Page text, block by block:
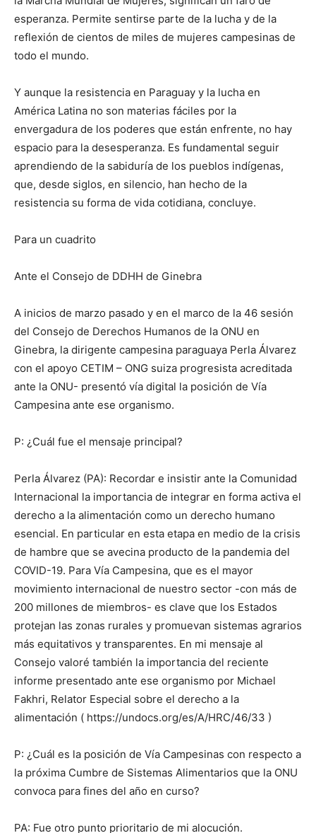
esperanza. Permite sentirse parte de la lucha y de la
reflexión de cientos de miles de mujeres campesinas de
todo el mundo.
Y aunque la resistencia en Paraguay y la lucha en
América Latina no son materias fáciles por la
envergadura de los poderes que están enfrente, no hay
espacio para la desesperanza. Es fundamental seguir
aprendiendo de la sabiduría de los pueblos indígenas,
que, desde siglos, en silencio, han hecho de la
resistencia su forma de vida cotidiana, concluye.
Para un cuadrito
Ante el Consejo de DDHH de Ginebra
A inicios de marzo pasado y en el marco de la 46 sesión
del Consejo de Derechos Humanos de la ONU en
Ginebra, la dirigente campesina paraguaya Perla Álvarez
con el apoyo CETIM – ONG suiza progresista acreditada
ante la ONU- presentó vía digital la posición de Vía
Campesina ante ese organismo.
P: ¿Cuál fue el mensaje principal?
Perla Álvarez (PA): Recordar e insistir ante la Comunidad
Internacional la importancia de integrar en forma activa el
derecho a la alimentación como un derecho humano
esencial. En particular en esta etapa en medio de la crisis
de hambre que se avecina producto de la pandemia del
COVID-19. Para Vía Campesina, que es el mayor
movimiento internacional de nuestro sector -con más de
200 millones de miembros- es clave que los Estados
protejan las zonas rurales y promuevan sistemas agrarios
más equitativos y transparentes. En mi mensaje al
Consejo valoré también la importancia del reciente
informe presentado ante ese organismo por Michael
Fakhri, Relator Especial sobre el derecho a la
alimentación ( https://undocs.org/es/A/HRC/46/33 )
P: ¿Cuál es la posición de Vía Campesinas con respecto a
la próxima Cumbre de Sistemas Alimentarios que la ONU
convoca para fines del año en curso?
PA: Fue otro punto prioritario de mi alocución.